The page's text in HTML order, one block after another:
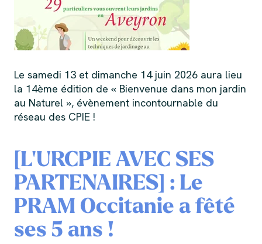
Le samedi 13 et dimanche 14 juin 2026 aura lieu
la 14ème édition de « Bienvenue dans mon jardin
au Naturel », évènement incontournable du
réseau des CPIE !
[L'URCPIE AVEC SES
PARTENAIRES] : Le
PRAM Occitanie a fêté
ses 5 ans !